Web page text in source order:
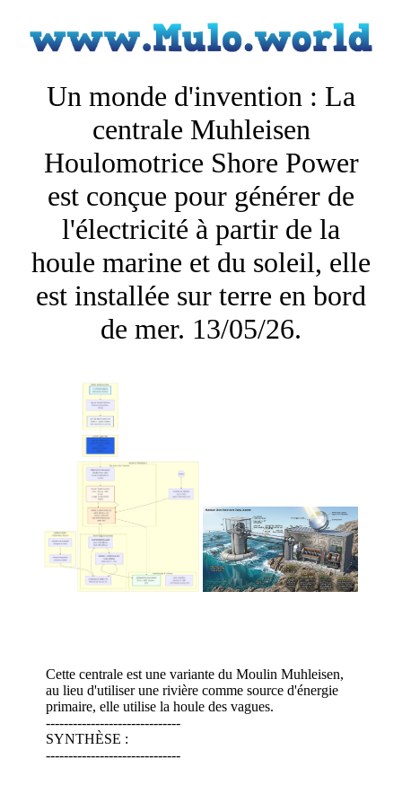
Un monde d'invention : La
centrale Muhleisen
Houlomotrice Shore Power
est conçue pour générer de
l'électricité à partir de la
houle marine et du soleil, elle
est installée sur terre en bord
de mer. 13/05/26.
Cette centrale est une variante du Moulin Muhleisen,
au lieu d'utiliser une rivière comme source d'énergie
primaire, elle utilise la houle des vagues.
------------------------------
SYNTHÈSE :
------------------------------